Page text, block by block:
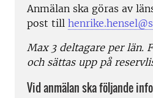
Anmälan ska göras av
post till
Max 3 deltagare per län.
och sättas upp på
Vid anmälan ska följande